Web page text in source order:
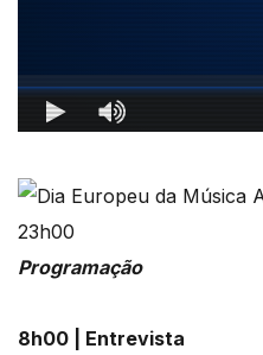
Programação
8h00 | Entrevista